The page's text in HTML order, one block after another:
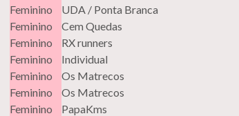
Feminino UDA / Ponta Branca
Feminino Cem Quedas
Feminino RX runners
Feminino Individual
Feminino Os Matrecos
Feminino Os Matrecos
Feminino PapaKms